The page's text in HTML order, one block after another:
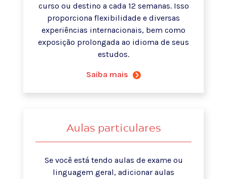
curso ou destino a cada 12 semanas. Isso
proporciona flexibilidade e diversas
experiências internacionais, bem como
exposição prolongada ao idioma de seus
estudos.
Saiba mais
Aulas particulares
Se você está tendo aulas de exame ou
linguagem geral, adicionar aulas